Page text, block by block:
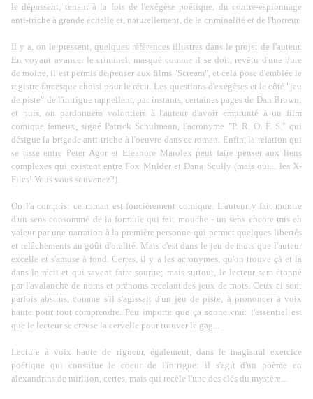
le dépassent, tenant à la fois de l'exégèse poétique, du contre-espionnage
anti-triche à grande échelle et, naturellement, de la criminalité et de l'horreur.
Il y a, on le pressent, quelques références illustres dans le projet de l'auteur.
En voyant avancer le criminel, masqué comme il se doit, revêtu d'une bure
de moine, il est permis de penser aux films "Scream", et cela pose d'emblée le
registre farcesque choisi pour le récit. Les questions d'exégèses et le côté "jeu
de piste" de l'intrigue rappellent, par instants, certaines pages de Dan Brown;
et puis, on pardonnera volontiers à l'auteur d'avoir emprunté à un film
comique fameux, signé Patrick Schulmann, l'acronyme "P. R. O. F. S." qui
désigne la brigade anti-triche à l'oeuvre dans ce roman. Enfin, la relation qui
se tisse entre Peter Agor et Eléanore Marolex peut faire penser aux liens
complexes qui existent entre Fox Mulder et Dana Scully (mais oui... les X-
Files! Vous vous souvenez?).
On l'a compris: ce roman est foncièrement comique. L'auteur y fait montre
d'un sens consommé de la formule qui fait mouche - un sens encore mis en
valeur par une narration à la première personne qui permet quelques libertés
et relâchements au goût d'oralité. Mais c'est dans le jeu de mots que l'auteur
excelle et s'amuse à fond. Certes, il y a les acronymes, qu'on trouve çà et là
dans le récit et qui savent faire sourire; mais surtout, le lecteur sera étonné
par l'avalanche de noms et prénoms recelant des jeux de mots. Ceux-ci sont
parfois abstrus, comme s'il s'agissait d'un jeu de piste, à prononcer à voix
haute pour tout comprendre. Peu importe que ça sonne vrai: l'essentiel est
que le lecteur se creuse la cervelle pour trouver le gag...
Lecture à voix haute de rigueur, également, dans le magistral exercice
poétique qui constitue le coeur de l'intrigue: il s'agit d'un poème en
alexandrins de mirliton, certes, mais qui recèle l'une des clés du mystère...